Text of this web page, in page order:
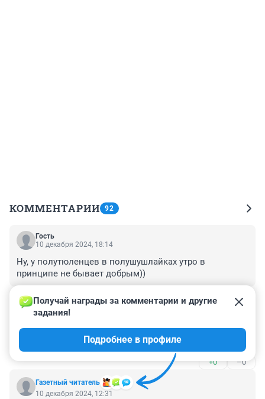
КОММЕНТАРИИ 92
Гость
10 декабря 2024, 18:14
Ну, у полутюленцев в полушушлайках утро в
принципе не бывает добрым))
–0
Гость
вчера снега не было, чего весь город стоял?
+0 –0
Газетный читатель
Получай награды за комментарии и другие
задания!
Подробнее в профиле
10 декабря 2024, 12:31